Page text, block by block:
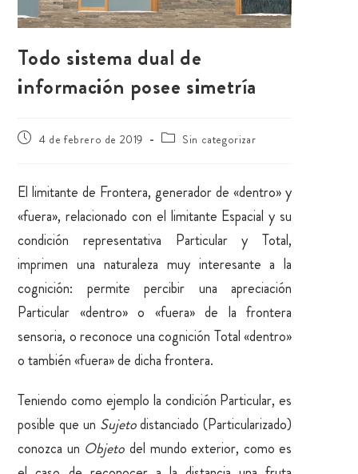
Todo sistema dual de
información posee simetría
4 de febrero de 2019 Sin categorizar
El limitante de Frontera, generador de «dentro» y
«fuera», relacionado con el limitante Espacial y su
condición representativa Particular y Total,
imprimen una naturaleza muy interesante a la
cognición: permite percibir una apreciación
Particular «dentro» o «fuera» de la frontera
sensoria, o reconoce una cognición Total «dentro»
o también «fuera» de dicha frontera.
Teniendo como ejemplo la condición Particular, es
posible que un Sujetodistanciado (Particularizado)
conozca un Objeto del mundo exterior, como es